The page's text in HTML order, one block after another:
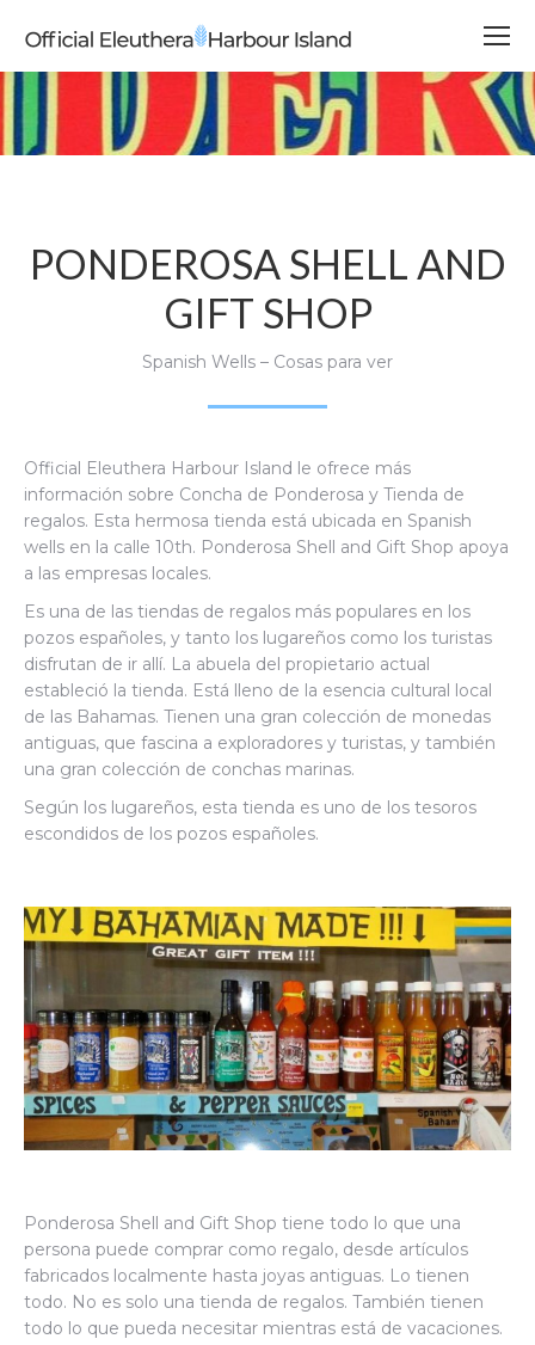
PONDEROSA SHELL AND
GIFT SHOP
Spanish Wells – Cosas para ver
Official Eleuthera Harbour Island le ofrece más
información sobre Concha de Ponderosa y Tienda de
regalos. Esta hermosa tienda está ubicada en Spanish
wells en la calle 10th. Ponderosa Shell and Gift Shop apoya
a las empresas locales.
Es una de las tiendas de regalos más populares en los
pozos españoles, y tanto los lugareños como los turistas
disfrutan de ir allí. La abuela del propietario actual
estableció la tienda. Está lleno de la esencia cultural local
de las Bahamas. Tienen una gran colección de monedas
antiguas, que fascina a exploradores y turistas, y también
una gran colección de conchas marinas.
Según los lugareños, esta tienda es uno de los tesoros
escondidos de los pozos españoles.
Ponderosa Shell and Gift Shop tiene todo lo que una
persona puede comprar como regalo, desde artículos
fabricados localmente hasta joyas antiguas. Lo tienen
todo. No es solo una tienda de regalos. También tienen
todo lo que pueda necesitar mientras está de vacaciones.